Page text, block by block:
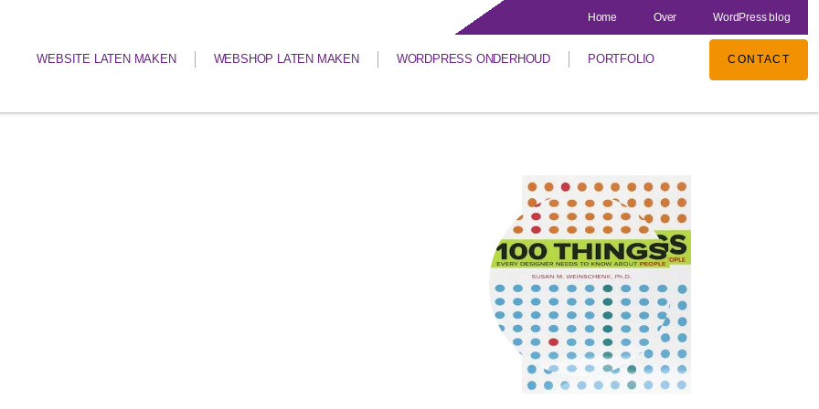
Home Over WordPress blog
WEBSITE LATEN MAKEN WEBSHOP LATEN MAKEN WORDPRESS ONDERHOUD PORTFOLIO CONTACT